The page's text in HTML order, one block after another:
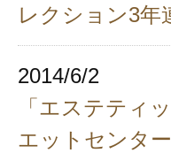
レクション3年
2014/6/2
「エステテ
エットセンタ